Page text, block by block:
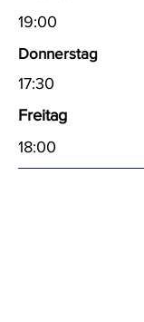
19:00
Donnerstag
17:30
Freitag
18:00